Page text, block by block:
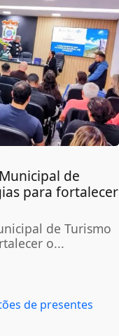
de
para fortalecer
de Turismo
o...